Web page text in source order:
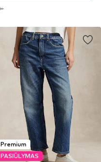
Premium
PASIŪLYMAS